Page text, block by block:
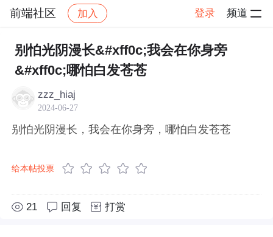
前端社区 加入 登录 频道
社区 前端社区 感慨 帖子详情
别怕光阴漫长&#xff0c;我会在你身旁
&#xff0c;哪怕白发苍苍
zzz_hiaj
2024-06-27
别怕光阴漫长，我会在你身旁，哪怕白发苍苍
给本帖投票
21 回复 打赏